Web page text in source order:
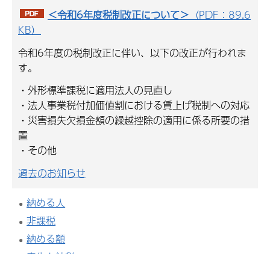
＜令和6年度税制改正について＞ （PDF：89.6
KB）
令和6年度の税制改正に伴い、以下の改正が行われま
す。
・外形標準課税に適用法人の見直し
・法人事業税付加価値割における賃上げ税制への対応
・災害損失欠損金額の繰越控除の適用に係る所要の措
置
・その他
過去のお知らせ
納める人
非課税
納める額